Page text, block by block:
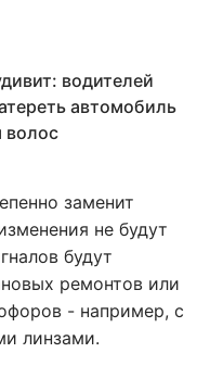
водителей
автомобиль
волос
заменит
не будут
будут
ремонтов или
- например, с
линзами.